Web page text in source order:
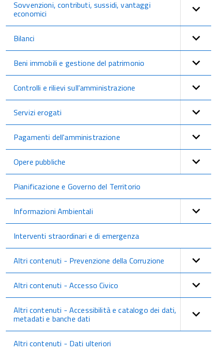
Sovvenzioni, contributi, sussidi, vantaggi
economici
Bilanci
Beni immobili e gestione del patrimonio
Controlli e rilievi sull'amministrazione
Servizi erogati
Pagamenti dell'amministrazione
Opere pubbliche
Pianificazione e Governo del Territorio
Informazioni Ambientali
Interventi straordinari e di emergenza
Altri contenuti - Prevenzione della Corruzione
Altri contenuti - Accesso Civico
Altri contenuti - Accessibilità e catalogo dei dati,
metadati e banche dati
Altri contenuti - Dati ulteriori